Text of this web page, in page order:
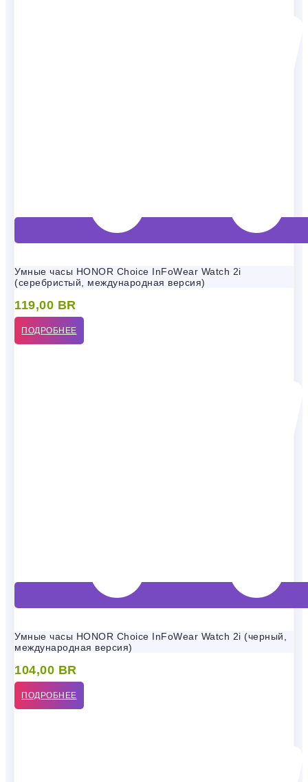
Умные часы HONOR Choice InFoWear Watch 2i
(серебристый, международная версия)
119,00 BR
ПОДРОБНЕЕ
Умные часы HONOR Choice InFoWear Watch 2i (черный,
международная версия)
104,00 BR
ПОДРОБНЕЕ